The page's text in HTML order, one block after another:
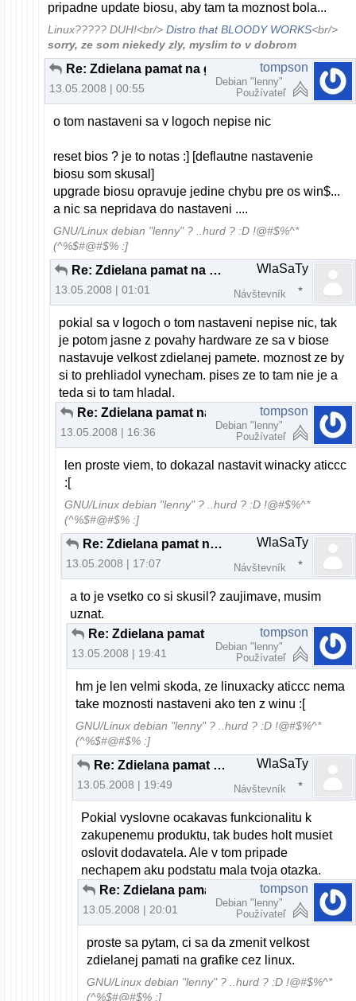
pripadne update biosu, aby tam ta moznost bola...
Linux????? DUH!<br/>Distro that BLOODY WORKS<br/>
sorry, ze som niekedy zly, myslim to v dobrom
13.05.2008 | 00:55
tompson
Debian "lenny"
Používateľ
o tom nastaveni sa v logoch nepise nic
reset bios ? je to notas :] [deflautne nastavenie
biosu som skusal]
upgrade biosu opravuje jedine chybu pre os win$...
a nic sa nepridava do nastaveni ....
GNU/Linux debian "lenny" ? ..hurd ? :D !@#$%^*
(^%$#@#$% :]
Re: Zdielana pamat na gk. ati
13.05.2008 | 01:01
WlaSaTy
Návštevník
pokial sa v logoch o tom nastaveni nepise nic, tak
je potom jasne z povahy hardware ze sa v biose
nastavuje velkost zdielanej pamete. moznost ze by
si to prehliadol vynecham. pises ze to tam nie je a
teda si to tam hladal.
13.05.2008 | 16:36
tompson
Debian "lenny"
Používateľ
len proste viem, to dokazal nastavit winacky aticcc
:[
GNU/Linux debian "lenny" ? ..hurd ? :D !@#$%^*
(^%$#@#$% :]
Re: Zdielana pamat na gk. ati
13.05.2008 | 17:07
WlaSaTy
Návštevník
a to je vsetko co si skusil? zaujimave, musim
uznat.
13.05.2008 | 19:41
tompson
Debian "lenny"
Používateľ
hm je len velmi skoda, ze linuxacky aticcc nema
take moznosti nastaveni ako ten z winu :[
GNU/Linux debian "lenny" ? ..hurd ? :D !@#$%^*
(^%$#@#$% :]
Re: Zdielana pamat na gk. ati
13.05.2008 | 19:49
WlaSaTy
Návštevník
Pokial vyslovne ocakavas funkcionalitu k
zakupenemu produktu, tak budes holt musiet
oslovit dodavatela. Ale v tom pripade
nechapem aku podstatu mala tvoja otazka.
13.05.2008 | 20:01
tompson
Debian "lenny"
Používateľ
proste sa pytam, ci sa da zmenit velkost
zdielanej pamati na grafike cez linux.
GNU/Linux debian "lenny" ? ..hurd ? :D !@#$%^*
(^%$#@#$% :]